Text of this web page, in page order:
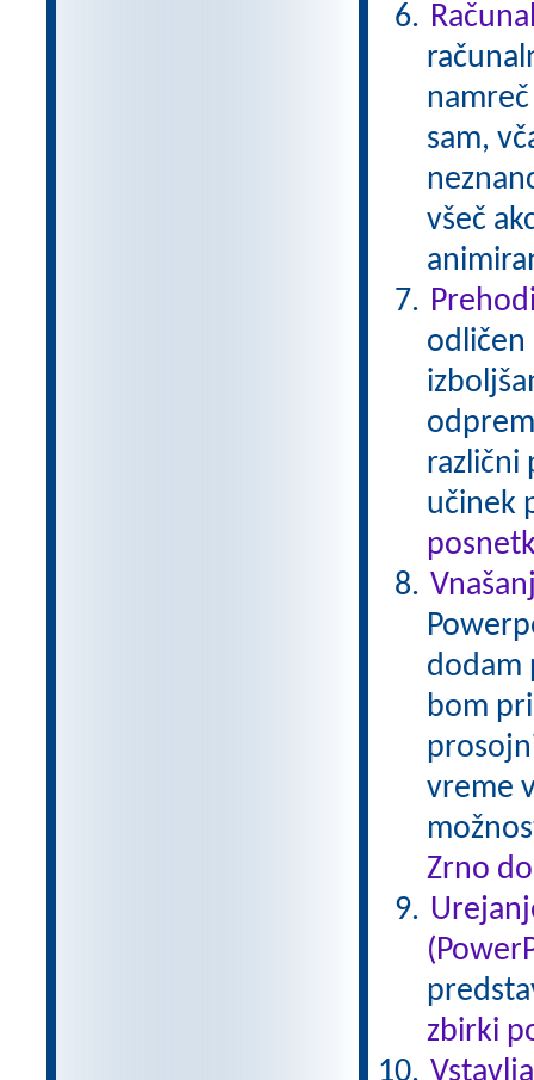
sam,
všeč
odličen
različni
učinek
dodam
bom
vreme
Zrno
zbirki